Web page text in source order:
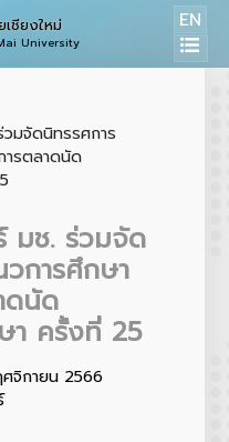
ชียงใหม่
University
EN
มจัดนิทรรศการ
ารตลาดนัด
มช. ร่วมจัด
การศึกษา
ดนัด
า ครั้งที่ 25
จิกายน 2566